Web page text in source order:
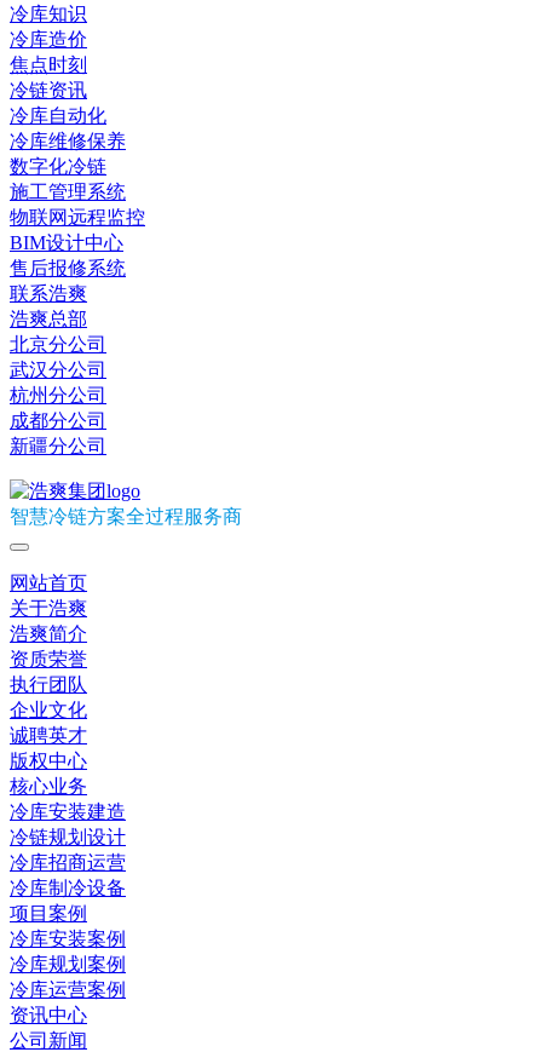
冷库知识
冷库造价
焦点时刻
冷链资讯
冷库自动化
冷库维修保养
数字化冷链
施工管理系统
物联网远程监控
BIM设计中心
售后报修系统
联系浩爽
浩爽总部
北京分公司
武汉分公司
杭州分公司
成都分公司
新疆分公司
智慧冷链方案全过程服务商
网站首页
关于浩爽
浩爽简介
资质荣誉
执行团队
企业文化
诚聘英才
版权中心
核心业务
冷库安装建造
冷链规划设计
冷库招商运营
冷库制冷设备
项目案例
冷库安装案例
冷库规划案例
冷库运营案例
资讯中心
公司新闻